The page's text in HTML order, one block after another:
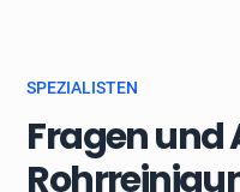
SPEZIALISTEN
Fragen und